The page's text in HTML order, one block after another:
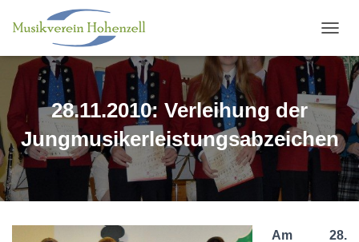
A
I
C
28.11.2010: Verleihung der
Jungmusikerleistungsabzeichen
Am 28.